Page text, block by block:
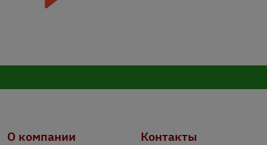
О компании Контакты